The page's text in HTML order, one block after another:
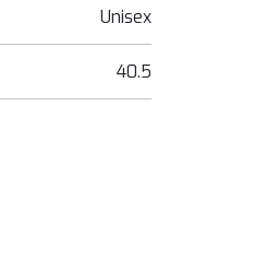
Unisex
40.5